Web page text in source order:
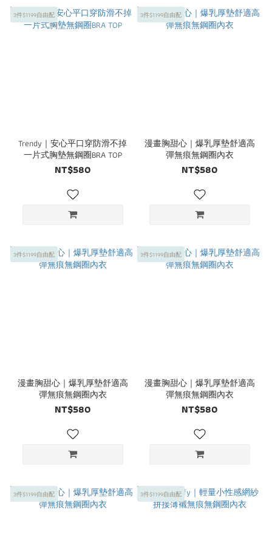
3件$1199自由配
Trendy｜安心平口穿防滑不掉
一片式胸墊無鋼圈BRA TOP
NT$580
3件$1199自由配
漫畫胸甜心｜爆乳厚墊舒適高
彈無痕無鋼圈內衣
NT$580
3件$1199自由配
漫畫胸甜心｜爆乳厚墊舒適高
彈無痕無鋼圈內衣
NT$580
3件$1199自由配
漫畫胸甜心｜爆乳厚墊舒適高
彈無痕無鋼圈內衣
NT$580
3件$1199自由配 3件$1199自由配